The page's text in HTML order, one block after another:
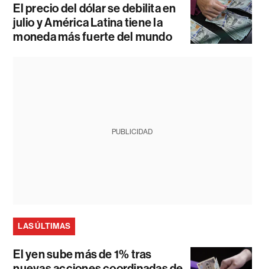
El precio del dólar se debilita en
julio y América Latina tiene la
moneda más fuerte del mundo
PUBLICIDAD
LAS ÚLTIMAS
El yen sube más de 1% tras